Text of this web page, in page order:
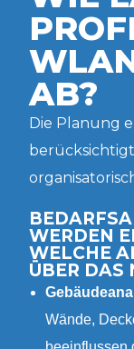
AB?
Die Planung
WERDEN
WELCHE
ÜBER DAS
Wände,